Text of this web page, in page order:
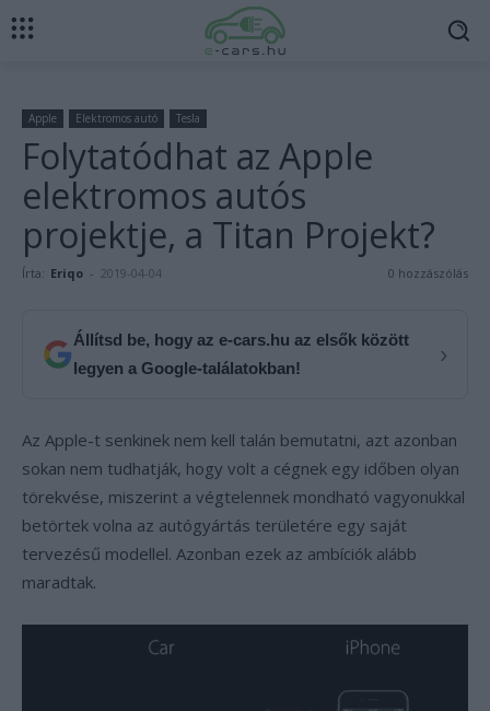
Apple Elektromos autó Tesla
Folytatódhat az Apple
elektromos autós
projektje, a Titan Projekt?
Írta: Eriqo - 2019-04-04 0 hozzászólás
Állítsd be, hogy az e-cars.hu az elsők között
legyen a Google-találatokban!
›
Az Apple-t senkinek nem kell talán bemutatni, azt azonban
sokan nem tudhatják, hogy volt a cégnek egy időben olyan
törekvése, miszerint a végtelennek mondható vagyonukkal
betörtek volna az autógyártás területére egy saját
tervezésű modellel. Azonban ezek az ambíciók alább
maradtak.